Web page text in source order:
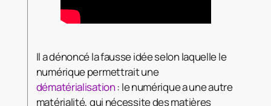
Il a dénoncé la fausse idée selon laquelle le
numérique permettrait une
dématérialisation: le numérique a une autre
matérialité, qui nécessite des matières